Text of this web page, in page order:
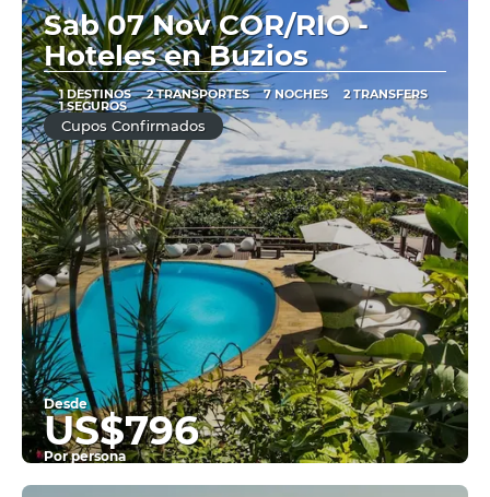
Sab 07 Nov COR/RIO -
Hoteles en Buzios
1 DESTINOS 2 TRANSPORTES 7 NOCHES 2 TRANSFERS
1 SEGUROS
Cupos Confirmados
Desde
US$796
Por persona
Ver